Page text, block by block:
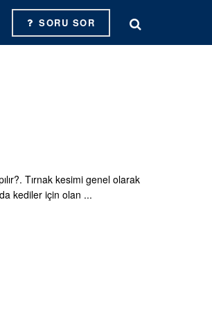
SORU SOR
Tırnak kesimi genel olarak
kediler için olan ...